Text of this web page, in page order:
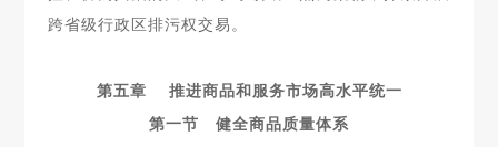
跨省级行政区排污权交易。
第五章 推进商品和服务市场高水平统一
第一节 健全商品质量体系